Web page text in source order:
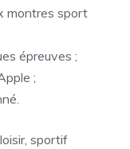
montres sport
épreuves ;
;
sportif